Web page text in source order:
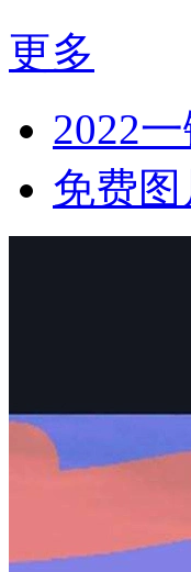
更多
2022
免费